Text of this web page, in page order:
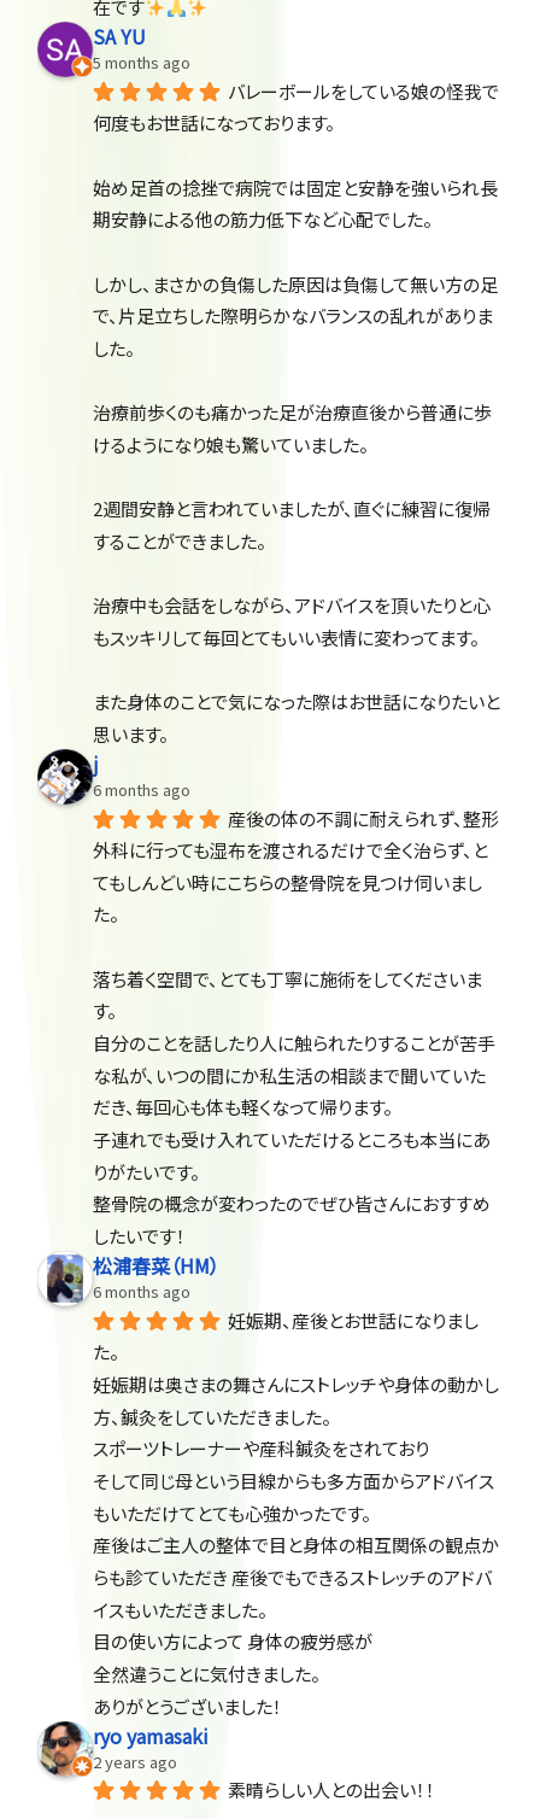
在です
SA YU
5 months ago
バレーボールをしている娘の怪我で
何度もお世話になっております。
始め足首の捻挫で病院では固定と安静を強いられ長
期安静による他の筋力低下など心配でした。
しかし、まさかの負傷した原因は負傷して無い方の足
で、片足立ちした際明らかなバランスの乱れがありま
した。
治療前歩くのも痛かった足が治療直後から普通に歩
けるようになり娘も驚いていました。
2週間安静と言われていましたが、直ぐに練習に復帰
することができました。
治療中も会話をしながら、アドバイスを頂いたりと心
もスッキリして毎回とてもいい表情に変わってます。
また身体のことで気になった際はお世話になりたいと
思います。
j
6 months ago
産後の体の不調に耐えられず、整形
外科に行っても湿布を渡されるだけで全く治らず、と
てもしんどい時にこちらの整骨院を見つけ伺いまし
た。
落ち着く空間で、とても丁寧に施術をしてくださいま
す。
自分のことを話したり人に触られたりすることが苦手
な私が、いつの間にか私生活の相談まで聞いていた
だき、毎回心も体も軽くなって帰ります。
子連れでも受け入れていただけるところも本当にあ
りがたいです。
整骨院の概念が変わったのでぜひ皆さんにおすすめ
したいです！
松浦春菜（HM）
6 months ago
妊娠期、産後とお世話になりまし
た。
妊娠期は奥さまの舞さんにストレッチや身体の動かし
方、鍼灸をしていただきました。
スポーツトレーナーや産科鍼灸をされており
そして同じ母という目線からも多方面からアドバイス
もいただけてとても心強かったです。
産後はご主人の整体で目と身体の相互関係の観点か
らも診ていただき 産後でもできるストレッチのアドバ
イスもいただきました。
目の使い方によって 身体の疲労感が
全然違うことに気付きました。
ありがとうございました！
ryo yamasaki
2 years ago
素晴らしい人との出会い！！